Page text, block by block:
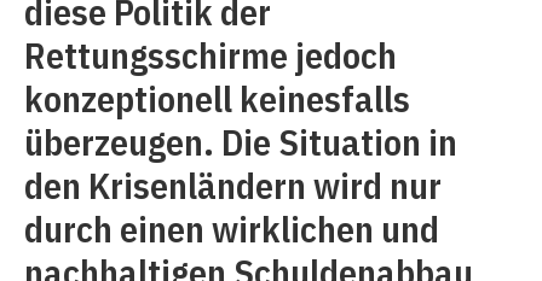
diese Politik der
Rettungsschirme jedoch
konzeptionell keinesfalls
überzeugen. Die Situation in
den Krisenländern wird nur
durch einen wirklichen und